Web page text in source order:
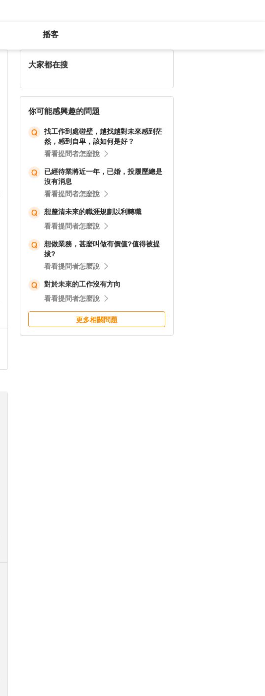
播客
大家都在搜
你可能感興趣的問題
找工作到處碰壁，越找越對未來感到茫
然，感到自卑，該如何是好？
看看提問者怎麼說
已經待業將近一年，已婚，投履歷總是
沒有消息
看看提問者怎麼說
想釐清未來的職涯規劃以利轉職
看看提問者怎麼說
想做業務，甚麼叫做有價值?值得被提
拔?
看看提問者怎麼說
對於未來的工作沒有方向
看看提問者怎麼說
更多相關問題